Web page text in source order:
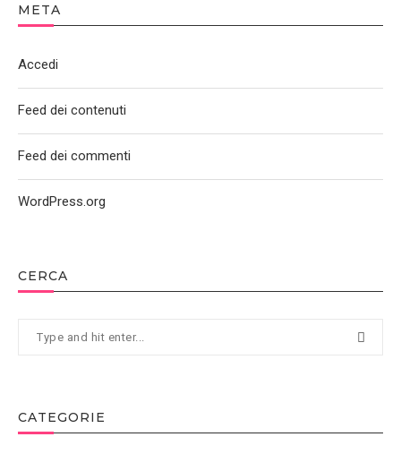
CERCA
CATEGORIE
META
Accedi
Feed dei contenuti
Feed dei commenti
WordPress.org